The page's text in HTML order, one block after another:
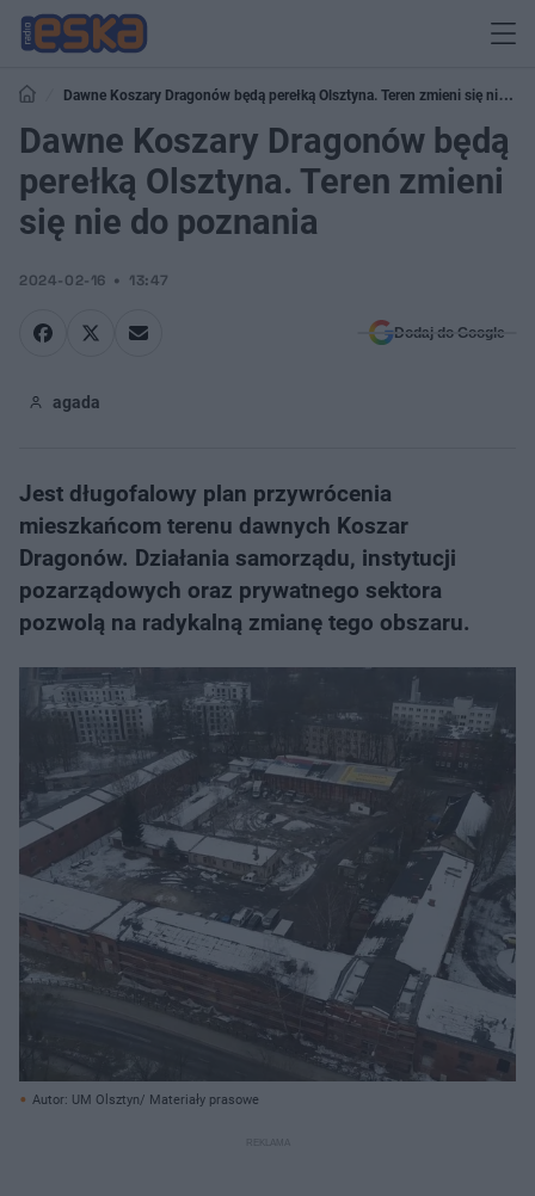
Dawne Koszary Dragonów będą perełką Olsztyna. Teren zmieni się nie do
poznania
Dawne Koszary Dragonów będą
perełką Olsztyna. Teren zmieni
się nie do poznania
2024-02-16 13:47
Dodaj do Google
agada
Jest długofalowy plan przywrócenia
mieszkańcom terenu dawnych Koszar
Dragonów. Działania samorządu, instytucji
pozarządowych oraz prywatnego sektora
pozwolą na radykalną zmianę tego obszaru.
Autor: UM Olsztyn/ Materiały prasowe